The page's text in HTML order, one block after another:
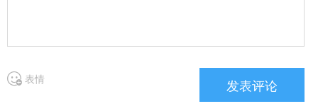
表情